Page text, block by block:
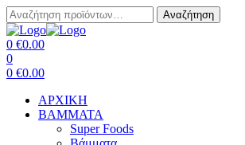
Αναζήτηση
για:
Αναζήτηση
Menu
0 €0.00
0
0 €0.00
ΑΡΧΙΚΗ
BAMMATA
Super Foods